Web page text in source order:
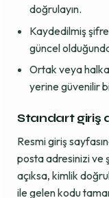
doğrulayın.
Kaydedilmiş
güncel
Ortak veya
yerine güvenilir
Standart giriş
Resmi giriş
posta adresinizi ve
açıksa, kimlik
ile gelen kodu